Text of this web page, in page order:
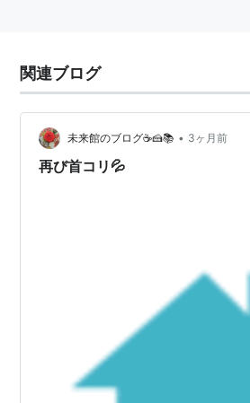
心の症状：食欲減退、不安感、
予防法
長時間の作業を行う際には1時間
休息を取り、軽い体操をして体
暗い室内と明るいディスプレイ
グレアと呼ばれる刺激を長時間
の照明環境のバランスを保つ
http://www.mhlw.go.jp/houdou/
関連ブログ
未来館のブログ☕🍰📚 • 3ヶ月前
再び首コリ💦